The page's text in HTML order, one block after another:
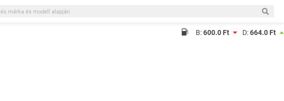
B:600.0 Ft D:664.0 Ft